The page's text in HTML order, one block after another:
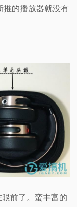
推的播放器就没有
前了。蛮丰富的